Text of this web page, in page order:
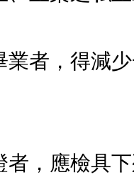
業者，得減
者，應檢具